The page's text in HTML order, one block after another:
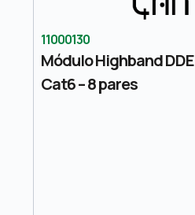
11000130
Módulo Highband DDE
Cat6 – 8 pares